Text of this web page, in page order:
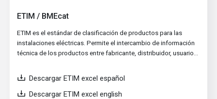
ETIM / BMEcat
ETIM es el estándar de clasificación de productos para las
instalaciones eléctricas. Permite el intercambio de información
técnica de los productos entre fabricante, distribuidor, usuario…
Descargar ETIM excel español
Descargar ETIM excel english